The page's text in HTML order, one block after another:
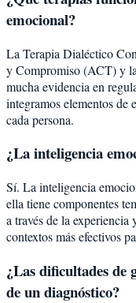
emocional?
La Terapia Dialéctico
y Compromiso (ACT) y
mucha evidencia en
integramos elementos de
cada persona.
¿La inteligencia
Sí. La inteligencia
ella tiene componentes
a través de la
contextos más efectivos
¿Las dificultades de
de un diagnóstico?